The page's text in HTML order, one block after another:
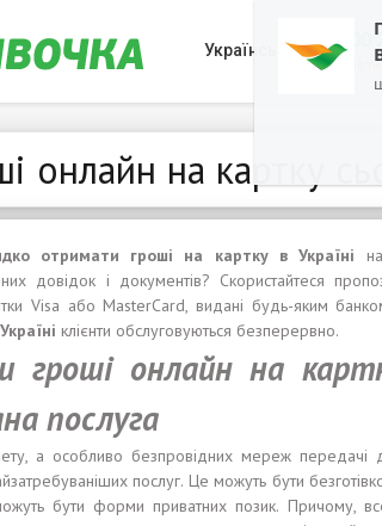
Українська 0800
онлайн на картку
отримати гроші на картку в Україні
довідок і документів? Скористайтеся
Visa або MasterCard, видані будь-яким
їні клієнти обслуговуються безперервно.
гроші онлайн на карт
послуга
а особливо безпровідних мереж передачі
послуг. Це можуть бути
бути форми приватних позик. Причому,